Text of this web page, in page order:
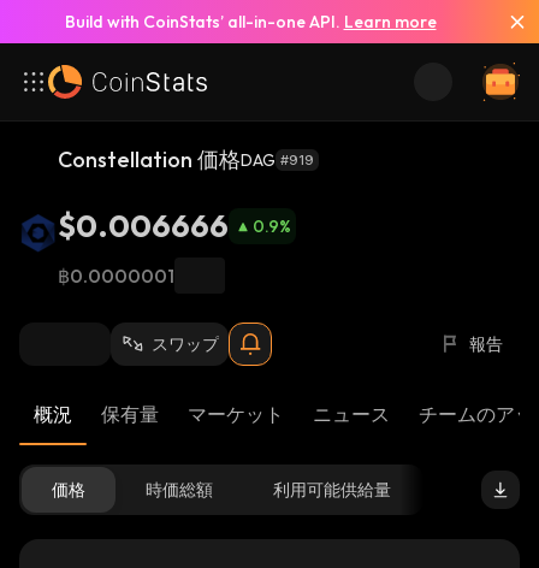
Build with CoinStats’ all-in-one API. Learn more
Constellation 価格DAG #919
$0.006666 0.9%
฿0.0000001
スワップ 報告
概況 保有量 マーケット ニュース チームのア
価格 時価総額 利用可能供給量